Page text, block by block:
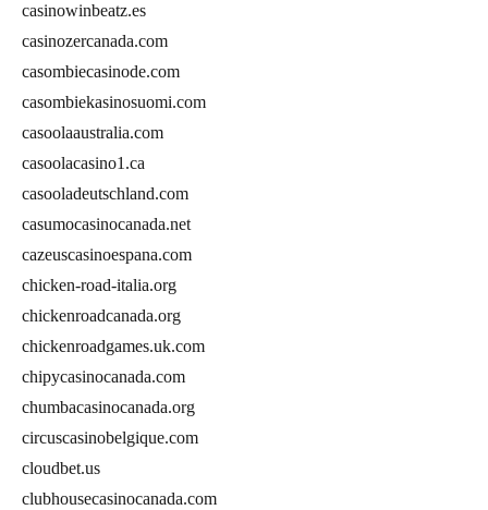
casinowinbeatz.es
casinozercanada.com
casombiecasinode.com
casombiekasinosuomi.com
casoolaaustralia.com
casoolacasino1.ca
casooladeutschland.com
casumocasinocanada.net
cazeuscasinoespana.com
chicken-road-italia.org
chickenroadcanada.org
chickenroadgames.uk.com
chipycasinocanada.com
chumbacasinocanada.org
circuscasinobelgique.com
cloudbet.us
clubhousecasinocanada.com